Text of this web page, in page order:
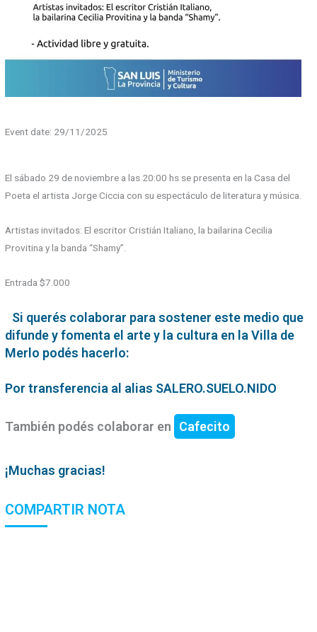
Event date: 29/11/2025
El sábado 29 de noviembre a las 20:00 hs se presenta en la Casa del
Poeta el artista Jorge Ciccia con su espectáculo de literatura y música.
Artistas invitados: El escritor Cristián Italiano, la bailarina Cecilia
Provitina y la banda “Shamy”.
Entrada $7.000
Si querés colaborar para sostener este medio que
difunde y fomenta el arte y la cultura en la Villa de
Merlo podés hacerlo:
Por transferencia al alias SALERO.SUELO.NIDO
También podés colaborar en Cafecito
¡Muchas gracias!
COMPARTIR NOTA